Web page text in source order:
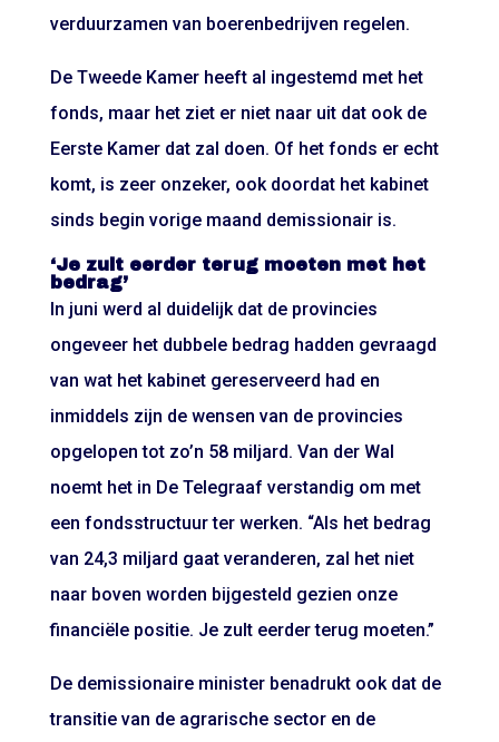
verduurzamen van boerenbedrijven regelen.
De Tweede Kamer heeft al ingestemd met het
fonds, maar het ziet er niet naar uit dat ook de
Eerste Kamer dat zal doen. Of het fonds er echt
komt, is zeer onzeker, ook doordat het kabinet
sinds begin vorige maand demissionair is.
‘Je zult eerder terug moeten met het
bedrag’
In juni werd al duidelijk dat de provincies
ongeveer het dubbele bedrag hadden gevraagd
van wat het kabinet gereserveerd had en
inmiddels zijn de wensen van de provincies
opgelopen tot zo’n 58 miljard. Van der Wal
noemt het in De Telegraaf verstandig om met
een fondsstructuur ter werken. “Als het bedrag
van 24,3 miljard gaat veranderen, zal het niet
naar boven worden bijgesteld gezien onze
financiële positie. Je zult eerder terug moeten.”
De demissionaire minister benadrukt ook dat de
transitie van de agrarische sector en de